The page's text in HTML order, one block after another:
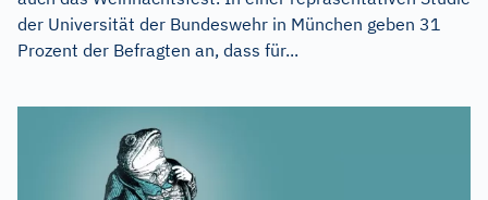
der Universität der Bundeswehr in München geben 31
Prozent der Befragten an, dass für...